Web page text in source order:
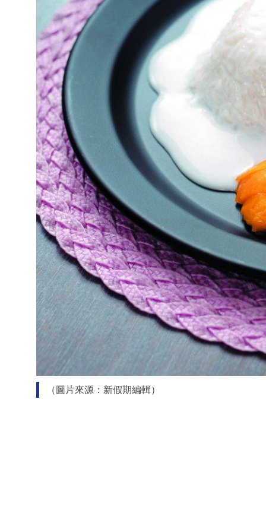
（圖片來源：新假期編輯）